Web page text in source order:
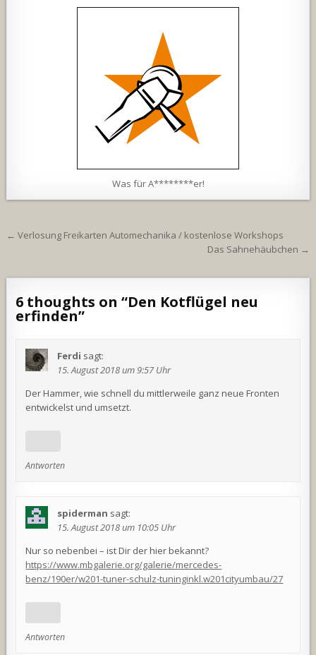
Was für A********er!
Beitragsnavigation
← Verlosung Freikarten Automechanika / kostenlose Workshops
Das Sahnehäubchen →
6 thoughts on “Den Kotflügel neu
erfinden”
Ferdi sagt:
15. August 2018 um 9:57 Uhr
Der Hammer, wie schnell du mittlerweile ganz neue Fronten
entwickelst und umsetzt.
Antworten
spiderman sagt:
15. August 2018 um 10:05 Uhr
Nur so nebenbei – ist Dir der hier bekannt?
https://www.mbgalerie.org/galerie/mercedes-
benz/190er/w201-tuner-schulz-tuninginkl.w201cityumbau/27
Antworten